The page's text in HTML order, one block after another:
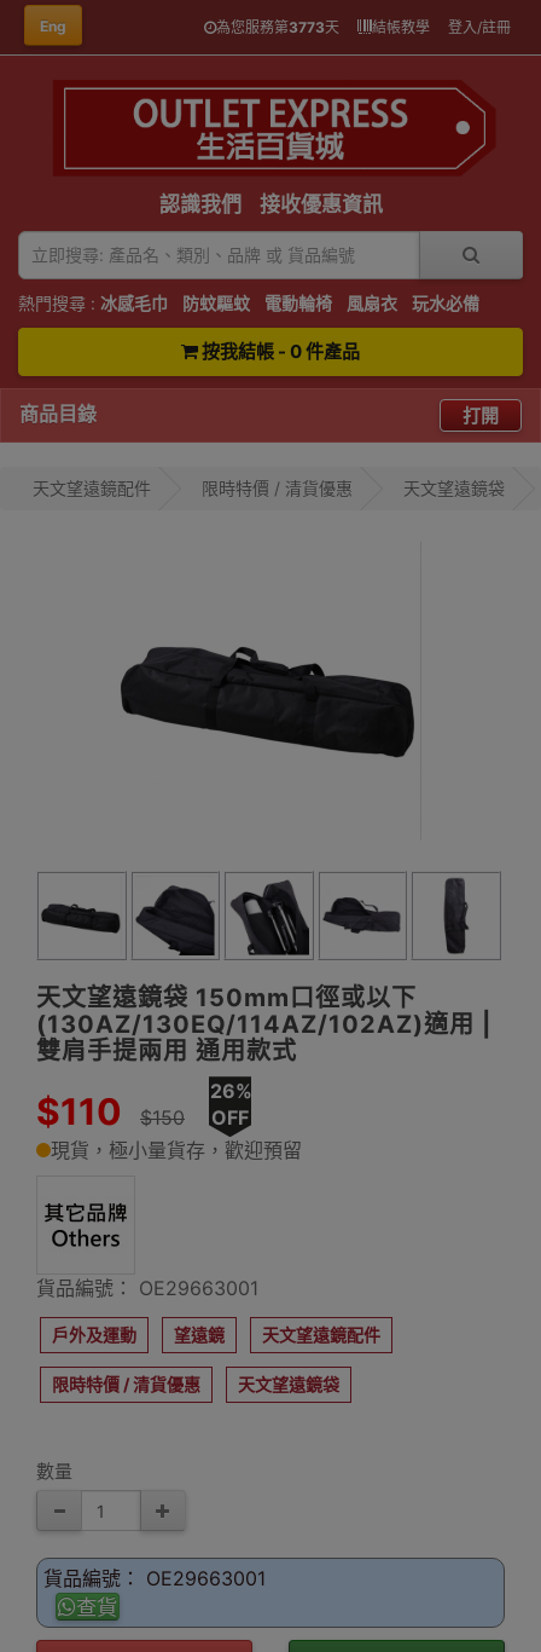
Eng 為您服務第3773天 結帳教學 登入/註冊
認識我們 接收優惠資訊
熱門搜尋 : 冰感毛巾 防蚊驅蚊 電動輪椅 風扇衣 玩水必備
按我結帳 - 0 件產品
商品目錄 打開
天文望遠鏡配件 限時特價 / 清貨優惠 天文望遠鏡袋
天文望遠鏡袋 150mm口徑或以下
(130AZ/130EQ/114AZ/102AZ)適用 |
雙肩手提兩用 通用款式
$110 $150
26%
OFF
現貨，極小量貨存，歡迎預留
貨品編號： OE29663001
戶外及運動 望遠鏡 天文望遠鏡配件
限時特價 / 清貨優惠 天文望遠鏡袋
數量
貨品編號： OE29663001
查貨